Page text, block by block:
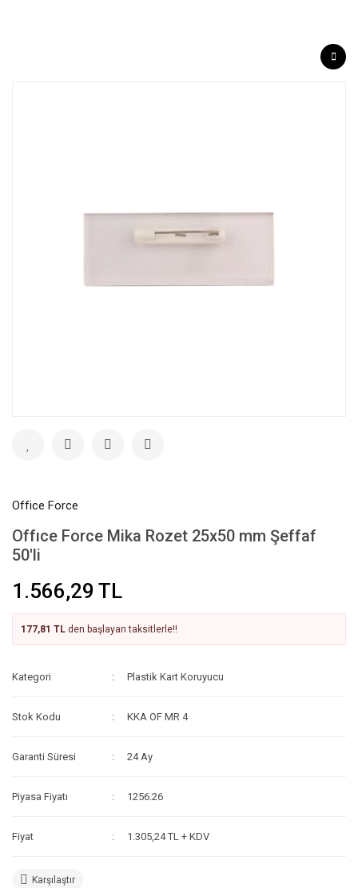
Office Force
Offıce Force Mika Rozet 25x50 mm Şeffaf
50'li
1.566,29 TL
177,81 TL den başlayan taksitlerle!!
Kategori Plastik Kart Koruyucu
Stok Kodu KKA OF MR 4
Garanti Süresi 24 Ay
Piyasa Fiyatı 1256.26
Fiyat 1.305,24 TL + KDV
Karşılaştır